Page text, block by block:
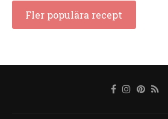
Fler populära recept